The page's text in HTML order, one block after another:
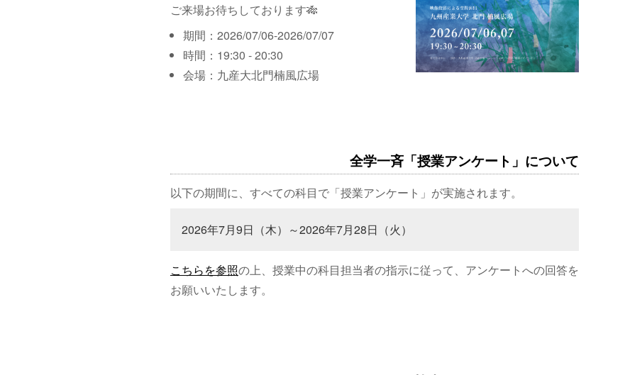
ご来場お待ちしております🎋
期間：2026/07/06-2026/07/07
時間：19:30 - 20:30
会場：九産大北門楠風広場
全学一斉「授業アンケート」について
以下の期間に、すべての科目で「授業アンケート」が実施されます。
2026年7月9日（木）～2026年7月28日（火）
こちらを参照の上、授業中の科目担当者の指示に従って、アンケートへの回答を
お願いいたします。